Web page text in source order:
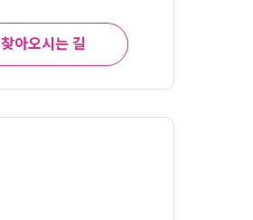
찾아오시는 길